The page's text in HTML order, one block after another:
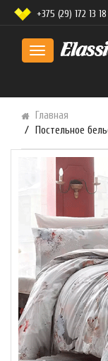
Toggle
+375 (29) 172 13 18
Главная
Постельное